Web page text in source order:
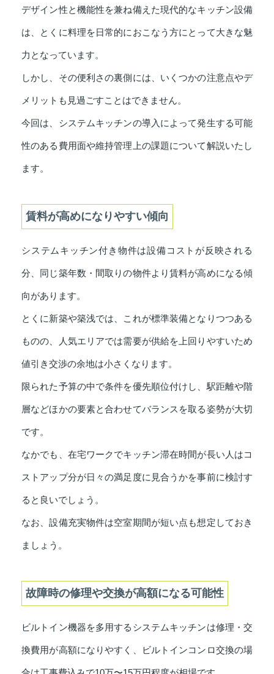
デザイン性と機能性を兼ね備えた現代的なキッチン設備
は、とくに料理を日常的におこなう方にとって大きな魅
力となっています。
しかし、その便利さの裏側には、いくつかの注意点やデ
メリットも見過ごすことはできません。
今回は、システムキッチンの導入によって発生する可能
性のある費用面や維持管理上の課題について解説いたし
ます。
賃料が高めになりやすい傾向
システムキッチン付き物件は設備コストが反映される
分、同じ築年数・間取りの物件より賃料が高めになる傾
向があります。
とくに新築や築浅では、これが標準装備となりつつある
ものの、人気エリアでは需要が供給を上回りやすいため
値引き交渉の余地は小さくなります。
限られた予算の中で条件を優先順位付けし、駅距離や階
層などほかの要素と合わせてバランスを取る姿勢が大切
です。
なかでも、在宅ワークでキッチン滞在時間が長い人はコ
ストアップ分が日々の満足度に見合うかを事前に検討す
ると良いでしょう。
なお、設備充実物件は空室期間が短い点も想定しておき
ましょう。
故障時の修理や交換が高額になる可能性
ビルトイン機器を多用するシステムキッチンは修理・交
換費用が高額になりやすく、ビルトインコンロ交換の場